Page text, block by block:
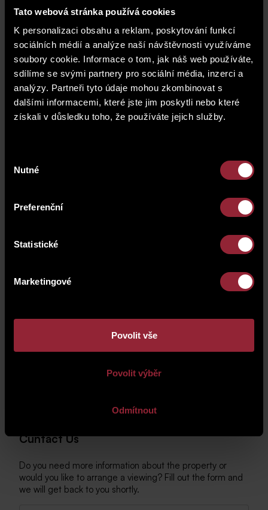
Tato webová stránka používá cookies
K personalizaci obsahu a reklam, poskytování funkcí
sociálních médií a analýze naší návštěvnosti využíváme
soubory cookie. Informace o tom, jak náš web používáte,
sdílíme se svými partnery pro sociální média, inzerci a
analýzy. Partneři tyto údaje mohou zkombinovat s
dalšími informacemi, které jste jim poskytli nebo které
získali v důsledku toho, že používáte jejich služby.
souhlasu
Nutné
Preferenční
Statistické
Marketingové
Povolit vše
Povolit výběr
Odmítnout
price of a parking space* 590 000 CZK
* The price of the unit does not include a parking
space.
floor plan
Cuntact Us
Do you need more information about the property or
would you like to arrange a viewing? Fill out the form and
we will get back to you shortly.